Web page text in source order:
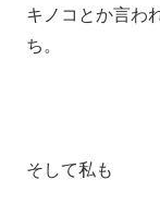
キノコとか言わ
ち。
そして私も